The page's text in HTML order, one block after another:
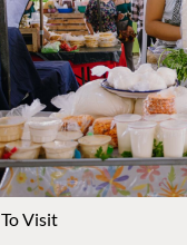
To Visit